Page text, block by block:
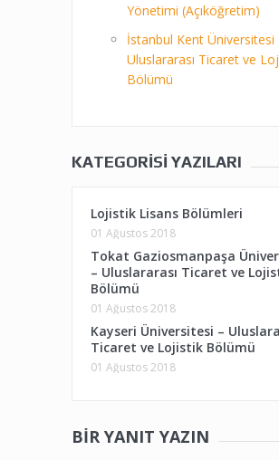
Yönetimi (Açıköğretim)
İstanbul Kent Üniversitesi
Uluslararası Ticaret ve
Bölümü
KATEGORISI YAZILARI
Lojistik Lisans Bölümleri
01 Ağustos 2018
Tokat Gaziosmanpaşa
– Uluslararası Ticaret ve
Bölümü
01 Ağustos 2018
Kayseri Üniversitesi –
Ticaret ve Lojistik Bölümü
01 Ağustos 2018
BIR YANIT YAZIN